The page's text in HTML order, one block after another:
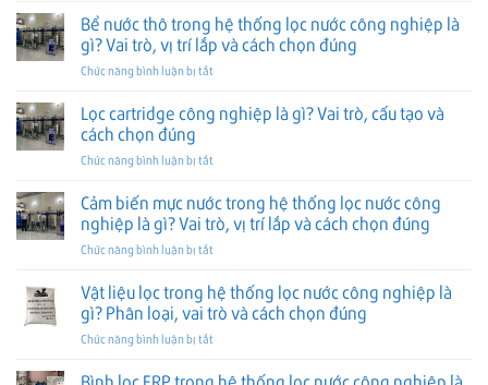
đúng
và
cách
gì?
Vai
vị
lắp
Khi
nào
dùng,
RO
và
chọn
đúng
giảm
áp
trong
hệ
lọc
nước
nghiệp
gì?
Vai
vị
lắp
và
Bể nước thô trong hệ thống lọc nước công nghiệp là
gì? Vai trò, vị trí lắp và cách chọn đúng
Chức năng bình luận bị tắtở
nước
thô
hệ
lọc
nước
công
nghiệp
gì?
Vai
vị
Lọc cartridge công nghiệp là gì? Vai trò, cấu tạo và
cách chọn đúng
Chức năng bình luận bị tắtở
cartridge
công
nghiệp
là
Vai
trò,
cấu
tạo
cách
Cảm biến mực nước trong hệ thống lọc nước công
nghiệp là gì? Vai trò, vị trí lắp và cách chọn đúng
Chức năng bình luận bị tắtở
biến
mực
nước
trong
thống
Vật liệu lọc trong hệ thống lọc nước công nghiệp là
gì? Phân loại, vai trò và cách chọn đúng
Chức năng bình luận bị tắtở
liệu